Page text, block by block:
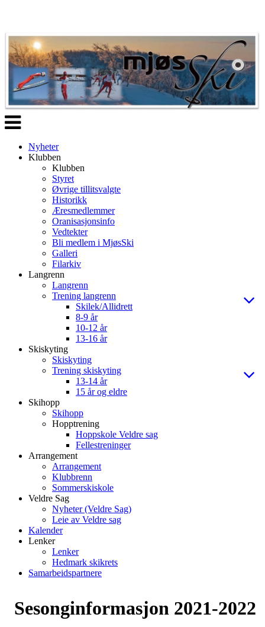
Veksle
navigasjon
Nyheter
Klubben
Klubben
Styret
Øvrige tillitsvalgte
Historikk
Æresmedlemmer
Oranisasjonsinfo
Vedtekter
Bli medlem i MjøsSki
Galleri
Filarkiv
Langrenn
Langrenn
Trening langrenn
Skilek/Allidrett
8-9 år
10-12 år
13-16 år
Skiskyting
Skiskyting
Trening skiskyting
13-14 år
15 år og eldre
Skihopp
Skihopp
Hopptrening
Hoppskole Veldre sag
Fellestreninger
Arrangement
Arrangement
Klubbrenn
Sommerskiskole
Veldre Sag
Nyheter (Veldre Sag)
Leie av Veldre sag
Kalender
Lenker
Lenker
Hedmark skikrets
Samarbeidspartnere
Sesonginformasjon 2021-2022